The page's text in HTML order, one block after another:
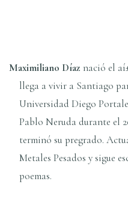
Maximiliano Dí­az nació el
llega a vivir a Santiago
Universidad Diego
Pablo Neruda durante el
terminó su pregrado.
Metales Pesados y sigue
poemas.